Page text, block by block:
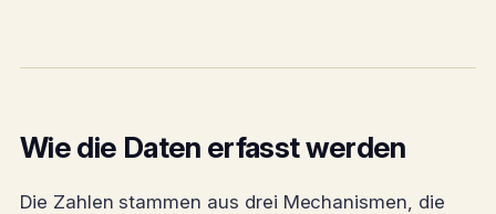
Wie die Daten erfasst werden
Die Zahlen stammen aus drei Mechanismen, die